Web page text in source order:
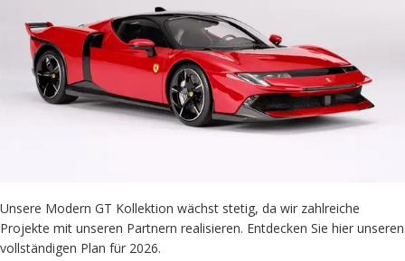
Unsere Modern GT Kollektion wächst stetig, da wir zahlreiche
Projekte mit unseren Partnern realisieren. Entdecken Sie hier unseren
vollständigen Plan für 2026.